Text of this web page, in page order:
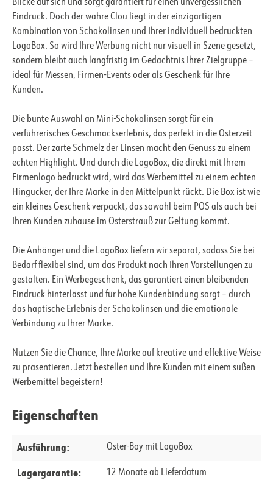
Blicke auf sich und sorgt garantiert für einen unvergesslichen
Eindruck. Doch der wahre Clou liegt in der einzigartigen
Kombination von Schokolinsen und Ihrer individuell bedruckten
LogoBox. So wird Ihre Werbung nicht nur visuell in Szene gesetzt,
sondern bleibt auch langfristig im Gedächtnis Ihrer Zielgruppe –
ideal für Messen, Firmen-Events oder als Geschenk für Ihre
Kunden.
Die bunte Auswahl an Mini-Schokolinsen sorgt für ein
verführerisches Geschmackserlebnis, das perfekt in die Osterzeit
passt. Der zarte Schmelz der Linsen macht den Genuss zu einem
echten Highlight. Und durch die LogoBox, die direkt mit Ihrem
Firmenlogo bedruckt wird, wird das Werbemittel zu einem echten
Hingucker, der Ihre Marke in den Mittelpunkt rückt. Die Box ist wie
ein kleines Geschenk verpackt, das sowohl beim POS als auch bei
Ihren Kunden zuhause im Osterstrauß zur Geltung kommt.
Die Anhänger und die LogoBox liefern wir separat, sodass Sie bei
Bedarf flexibel sind, um das Produkt nach Ihren Vorstellungen zu
gestalten. Ein Werbegeschenk, das garantiert einen bleibenden
Eindruck hinterlässt und für hohe Kundenbindung sorgt – durch
das haptische Erlebnis der Schokolinsen und die emotionale
Verbindung zu Ihrer Marke.
Nutzen Sie die Chance, Ihre Marke auf kreative und effektive Weise
zu präsentieren. Jetzt bestellen und Ihre Kunden mit einem süßen
Werbemittel begeistern!
Eigenschaften
Ausführung: Oster-Boy mit LogoBox
Lagergarantie: 12 Monate ab Lieferdatum